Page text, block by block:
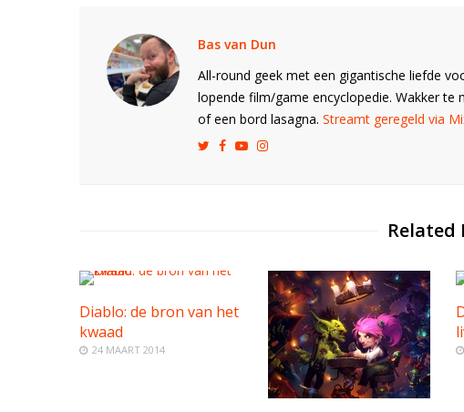
Bas van Dun
All-round geek met een gigantische liefde
lopende film/game encyclopedie. Wakker te
of een bord lasagna. Streamt geregeld via
Related
Diablo: de bron van het
kwaad
24 MAART 2014